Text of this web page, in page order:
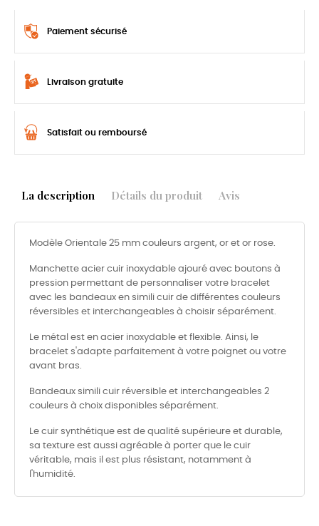
Paiement sécurisé
Livraison gratuite
Satisfait ou remboursé
La description Détails du produit Avis
Modèle Orientale 25 mm couleurs argent, or et or rose.
Manchette acier cuir inoxydable ajouré avec boutons à
pression permettant de personnaliser votre bracelet
avec les bandeaux en simili cuir de différentes couleurs
réversibles et interchangeables à choisir séparément.
Le métal est en acier inoxydable et flexible. Ainsi, le
bracelet s'adapte parfaitement à votre poignet ou votre
avant bras.
Bandeaux simili cuir réversible et interchangeables 2
couleurs à choix disponibles séparément.
Le cuir synthétique est de qualité supérieure et durable,
sa texture est aussi agréable à porter que le cuir
véritable, mais il est plus résistant, notamment à
l'humidité.